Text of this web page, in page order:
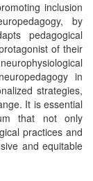
inclusion
by
pedagogical
of their
in
strategies,
It is essential
that not only
practices and
and equitable